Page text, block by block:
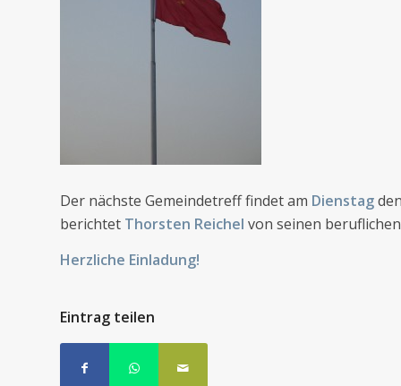
Der nächste Gemeindetreff findet am Dienstagden
berichtet Thorsten Reichel von seinen
Herzliche Einladung!
Eintrag teilen